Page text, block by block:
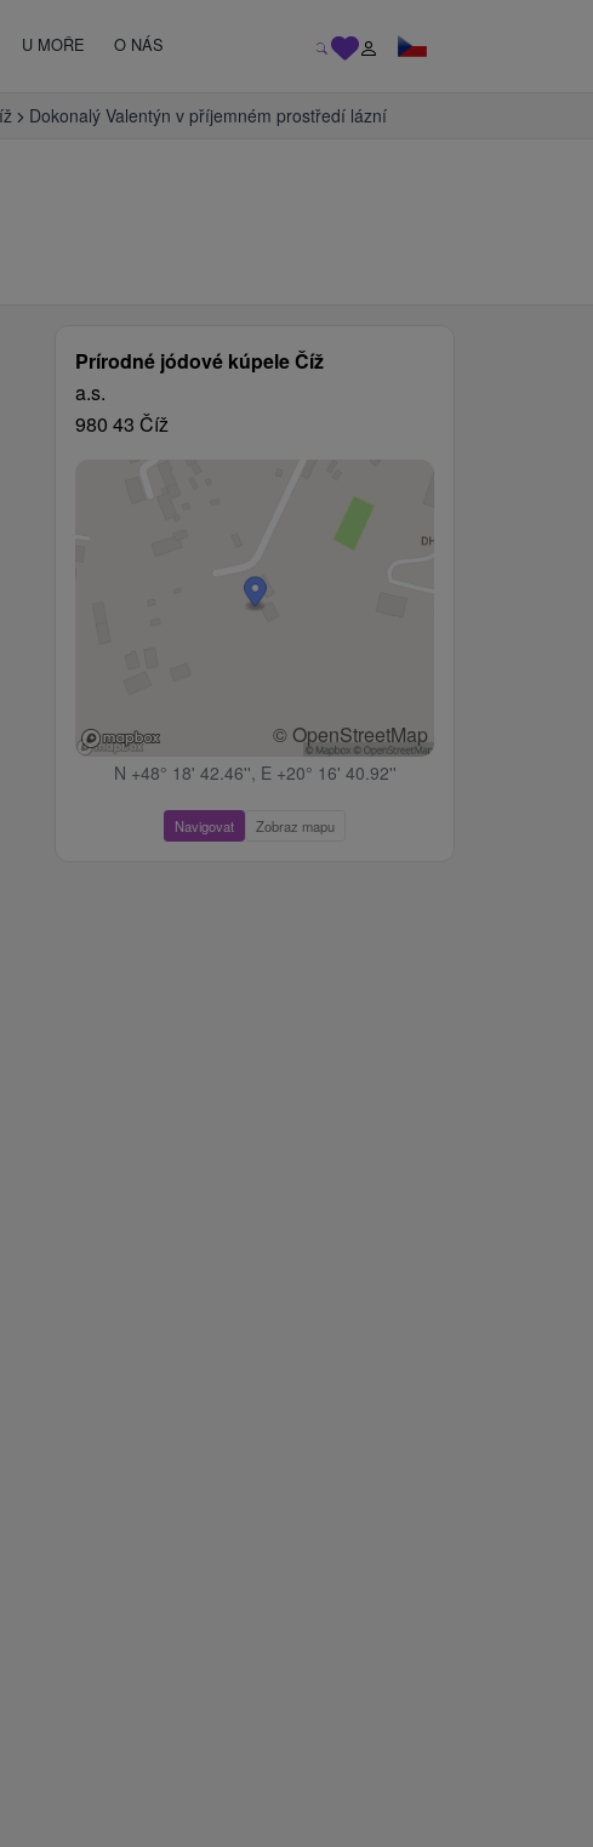
U MOŘE O NÁS
Dokonalý Valentýn v příjemném prostředí lázní
Prírodné jódové kúpele Číž
a.s.
980 43 Číž
© OpenStreetMap
N +48° 18' 42.46'', E +20° 16' 40.92''
Navigovat Zobraz mapu